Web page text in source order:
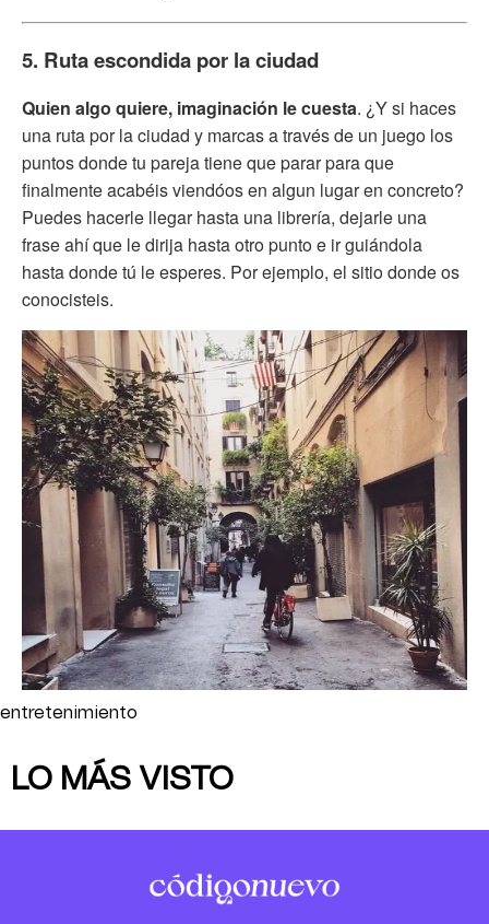
5. Ruta escondida por la ciudad
Quien algo quiere, imaginación le cuesta. ¿Y si haces
una ruta por la ciudad y marcas a través de un juego los
puntos donde tu pareja tiene que parar para que
finalmente acabéis viendóos en algun lugar en concreto?
Puedes hacerle llegar hasta una librería, dejarle una
frase ahí que le dirija hasta otro punto e ir guiándola
hasta donde tú le esperes. Por ejemplo, el sitio donde os
conocisteis.
entretenimiento
LO MÁS VISTO